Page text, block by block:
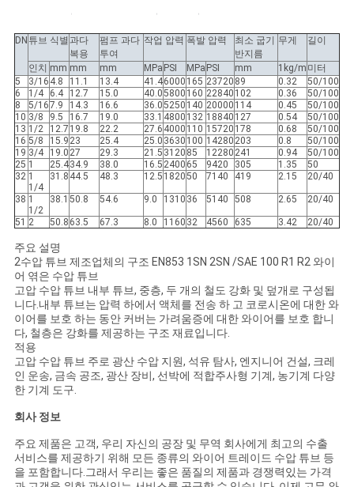
DN 튜브 식별 과다
복용
펌프 과다
투여
작업 압력 폭발 압력
최소 굽기
반지름
무게 길이
인치 mm mm mm MPa PSI MPa PSI mm 1kg/m 미터
5
3/16 4.8 11.1 13.4 41.46000 165 23720 89 0.32
50/100
6
1/4 6.4 12.7 15.0 40.05800 160 22840 102 0.36
50/100
8
5/167.9 14.3 16.6 36.05250 140 20000 114 0.45
50/100
10 3/8 9.5 16.7 19.0 33.1 4800 132 18840 127 0.54
50/100
13 1/2 12.7 19.8 22.2 27.6 4000 110 15720 178 0.68
50/100
16 5/8 15.9 23 25.4 25.0 3630 100 14280 203 0.8
50/100
19 3/4 19.0 27 29.3 21.5 3120 85 12280 241 0.94
50/100
25 1 25.434.9 38.0 16.5 2400 65 9420 305 1.35
50
32 1
1/4
31.8 44.5 48.3 12.5 182050 7140 419 2.15 20/40
38 1
1/2
38.1 50.8 54.6 9.0 1310 36 5140 508 2.65 20/40
51 2 50.8 63.5 67.3 8.0 1160 32 4560 635 3.42 20/40
주요 설명
2수압 튜브 제조업체의 구조 EN853 1SN 2SN /SAE 100 R1 R2 와이
어 엮은 수압 튜브
고압 수압 튜브 내부 튜브, 중층, 두 개의 철도 강화 및 덮개로 구성됩
니다.내부 튜브는 압력 하에서 액체를 전송 하 고 코로시온에 대한 와
이어를 보호 하는 동안 커버는 가려움증에 대한 와이어를 보호 합니
다, 철층은 강화를 제공하는 구조 재료입니다.
적용
고압 수압 튜브 주로 광산 수압 지원, 석유 탐사, 엔지니어 건설, 크레
인 운송, 금속 공조, 광산 장비, 선박에 적합주사형 기계, 농기계 다양
한 기계 도구.
회사 정보
주요 제품은 고객, 우리 자신의 공장 및 무역 회사에게 최고의 수출
서비스를 제공하기 위해 모든 종류의 와이어 트레이드 수압 튜브 등
을 포함합니다.그래서 우리는 좋은 품질의 제품과 경쟁력있는 가격